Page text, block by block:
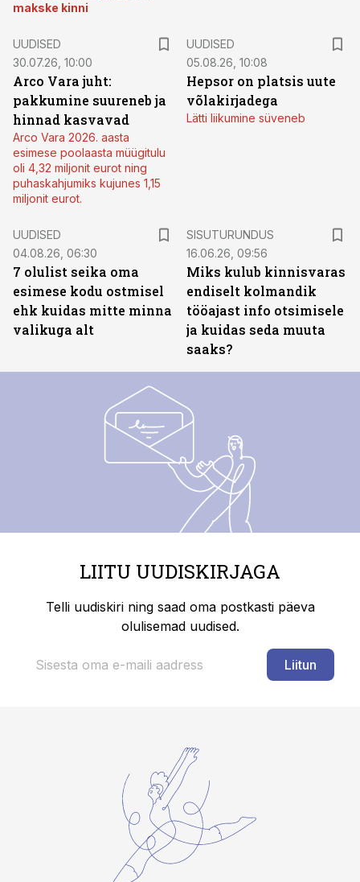
makske kinni
UUDISED
30.07.26, 10:00
Arco Vara juht:
pakkumine suureneb ja
hinnad kasvavad
Arco Vara 2026. aasta
esimese poolaasta müügitulu
oli 4,32 miljonit eurot ning
puhaskahjumiks kujunes 1,15
miljonit eurot.
UUDISED
05.08.26, 10:08
Hepsor on platsis uute
võlakirjadega
Lätti liikumine süveneb
UUDISED
04.08.26, 06:30
7 olulist seika oma
esimese kodu ostmisel
ehk kuidas mitte minna
valikuga alt
SISUTURUNDUS
16.06.26, 09:56
Miks kulub kinnisvaras
endiselt kolmandik
tööajast info otsimisele
ja kuidas seda muuta
saaks?
LIITU UUDISKIRJAGA
Telli uudiskiri ning saad oma postkasti päeva
olulisemad uudised.
Liitun